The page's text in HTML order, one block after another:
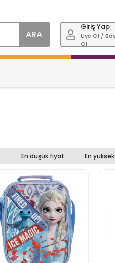
ARA
Giriş Yap
Üye Ol /
Ol
En düşük fiyat En